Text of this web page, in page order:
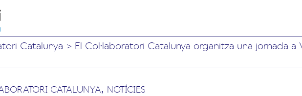
Catalunya > El Col·laboratori Catalunya organitza una jornada
CATALUNYA, NOTÍCIES